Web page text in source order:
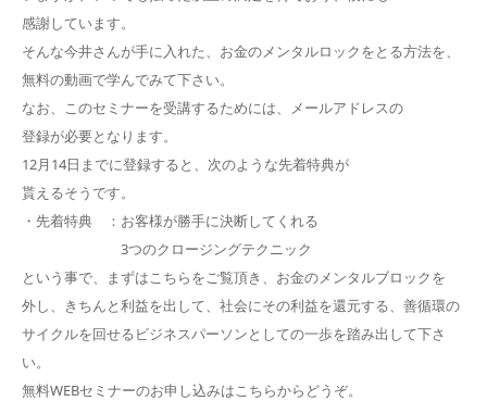
感謝しています。
そんな今井さんが手に入れた、お金のメンタルロックをとる方法を、
無料の動画で学んでみて下さい。
なお、このセミナーを受講するためには、メールアドレスの
登録が必要となります。
12月14日までに登録すると、次のような先着特典が
貰えるそうです。
・先着特典 ：お客様が勝手に決断してくれる
3つのクロージングテクニック
という事で、まずはこちらをご覧頂き、お金のメンタルブロックを
外し、きちんと利益を出して、社会にその利益を還元する、善循環の
サイクルを回せるビジネスパーソンとしての一歩を踏み出して下さ
い。
無料WEBセミナーのお申し込みはこちらからどうぞ。